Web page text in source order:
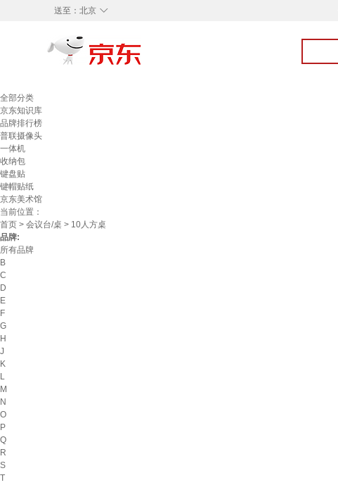
◇
送至： 北京
全部分类
京东知识库
品牌排行榜
普联摄像头
一体机
收纳包
键盘贴
键帽贴纸
京东美术馆
当前位置：
首页 > 会议台/桌 > 10人方桌
品牌:
所有品牌
B
C
D
E
F
G
H
J
K
L
M
N
O
P
Q
R
S
T